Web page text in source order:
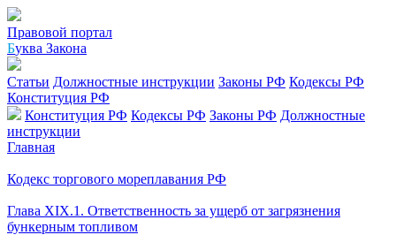
Правовой портал
Буква Закона
Статьи Должностные инструкции Законы РФ Кодексы РФ
Конституция РФ
Конституция РФ Кодексы РФ Законы РФ Должностные
инструкции
Главная
Кодекс торгового мореплавания РФ
Глава XIX.1. Ответственность за ущерб от загрязнения
бункерным топливом